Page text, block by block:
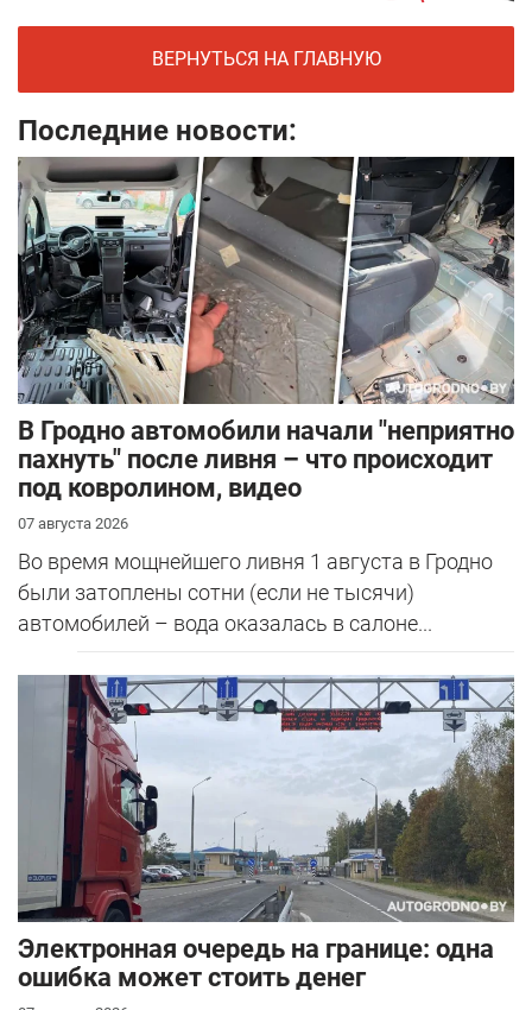
ВЕРНУТЬСЯ НА ГЛАВНУЮ
Последние новости:
В Гродно автомобили начали "неприятно
пахнуть" после ливня – что происходит
под ковролином, видео
07 августа 2026
Во время мощнейшего ливня 1 августа в Гродно
были затоплены сотни (если не тысячи)
автомобилей – вода оказалась в салоне...
Электронная очередь на границе: одна
ошибка может стоить денег